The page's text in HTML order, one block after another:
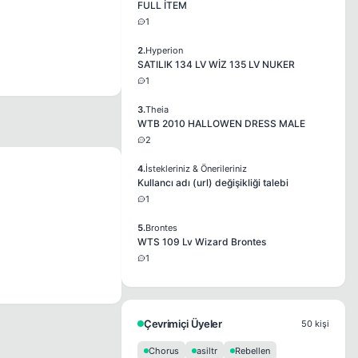
FULL İTEM
1
2.Hyperion
SATILIK 134 LV WİZ 135 LV NUKER
1
3.Theia
WTB 2010 HALLOWEN DRESS MALE
2
4.İstekleriniz & Önerileriniz
Kullancı adı (url) değişikliği talebi
1
5.Brontes
WTS 109 Lv Wizard Brontes
1
Çevrimiçi Üyeler 50 kişi
Chorus asiltr Rebellen